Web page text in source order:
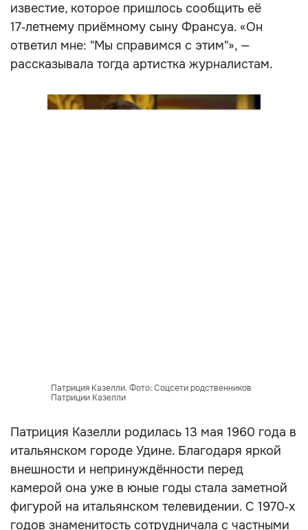
известие, которое пришлось сообщить её
17‑летнему приёмному сыну Франсуа. «Он
ответил мне: "Мы справимся с этим"», —
рассказывала тогда артистка журналистам.
Патриция Казелли. Фото: Соцсети родственников
Патриции Казелли
Патриция Казелли родилась 13 мая 1960 года в
итальянском городе Удине. Благодаря яркой
внешности и непринуждённости перед
камерой она уже в юные годы стала заметной
фигурой на итальянском телевидении. С 1970‑х
годов знаменитость сотрудничала с частными